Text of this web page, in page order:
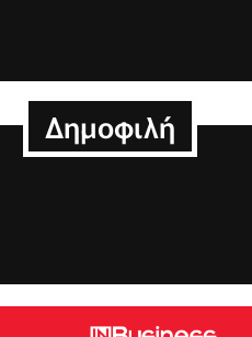
Δημοφιλή